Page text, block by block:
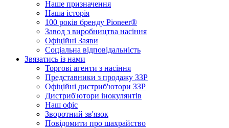
Наше призначення
Наша історія
100 років бренду Pioneer®
Завод з виробництва насіння
Офіційні Заяви
Соціальна відповідальність
Звязатись із нами
Торгові агенти з насіння
Представники з продажу ЗЗР
Офіційні дистриб'ютори ЗЗР
Дистриб'ютори інокулянтів
Наш офіс
Зворотний зв'язок
Повідомити про шахрайство